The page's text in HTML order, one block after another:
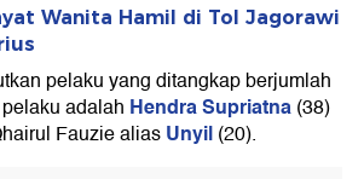
Wanita Hamil di Tol Jagorawi
pelaku yang ditangkap berjumlah
adalah Hendra Supriatna(38)
Fauzie aliasUnyil(20).